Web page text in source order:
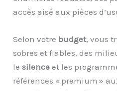
accès aisé aux pièces
Selon votre budget, vous
sobres et fiables, des
lesilence et les
références « premium »